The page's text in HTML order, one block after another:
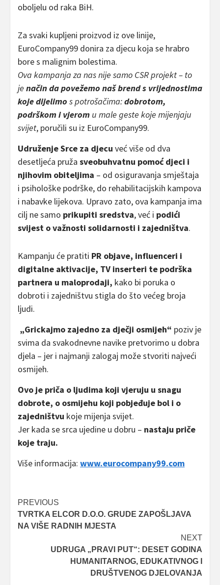
oboljelu od raka BiH.
Za svaki kupljeni proizvod iz ove linije,
EuroCompany99 donira za djecu koja se hrabro
bore s malignim bolestima.
Ova kampanja za nas nije samo CSR projekt – to
je način da povežemo naš brend s vrijednostima
koje dijelimo s potrošačima:dobrotom,
podrškom i vjerom u male geste koje mijenjaju
svijet, poručili su iz EuroCompany99.
Udruženje Srce za djecu već više od dva
desetljeća pruža sveobuhvatnu pomoć djeci i
njihovim obiteljima – od osiguravanja smještaja
i psihološke podrške, do rehabilitacijskih kampova
i nabavke lijekova. Upravo zato, ova kampanja ima
cilj ne samo prikupiti sredstva, već i podići
svijest o važnosti solidarnosti i zajedništva.
Kampanju će pratiti PR objave, influenceri i
digitalne aktivacije, TV inserteri te podrška
partnera u maloprodaji, kako bi poruka o
dobroti i zajedništvu stigla do što većeg broja
ljudi.
„Grickajmo zajedno za dječji osmijeh“ poziv je
svima da svakodnevne navike pretvorimo u dobra
djela – jer i najmanji zalogaj može stvoriti najveći
osmijeh.
Ovo je priča o ljudima koji vjeruju u snagu
dobrote, o osmijehu koji pobjeđuje bol i o
zajedništvu koje mijenja svijet.
Jer kada se srca ujedine u dobru – nastaju priče
koje traju.
Više informacija: www.eurocompany99.com
Post
navigation
PREVIOUS
TVRTKA ELCOR D.O.O. GRUDE ZAPOŠLJAVA
NA VIŠE RADNIH MJESTA
NEXT
UDRUGA „PRAVI PUT“: DESET GODINA
HUMANITARNOG, EDUKATIVNOG I
DRUŠTVENOG DJELOVANJA